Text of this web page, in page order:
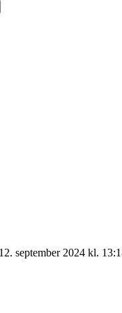
september 2024 kl.